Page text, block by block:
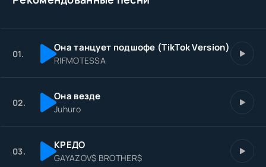
01. Она танцует подшофе (TikTok Version)
RIFMOTESSA
02. Она везде
Juhuro
03. КРЕДО
GAYAZOV$ BROTHER$